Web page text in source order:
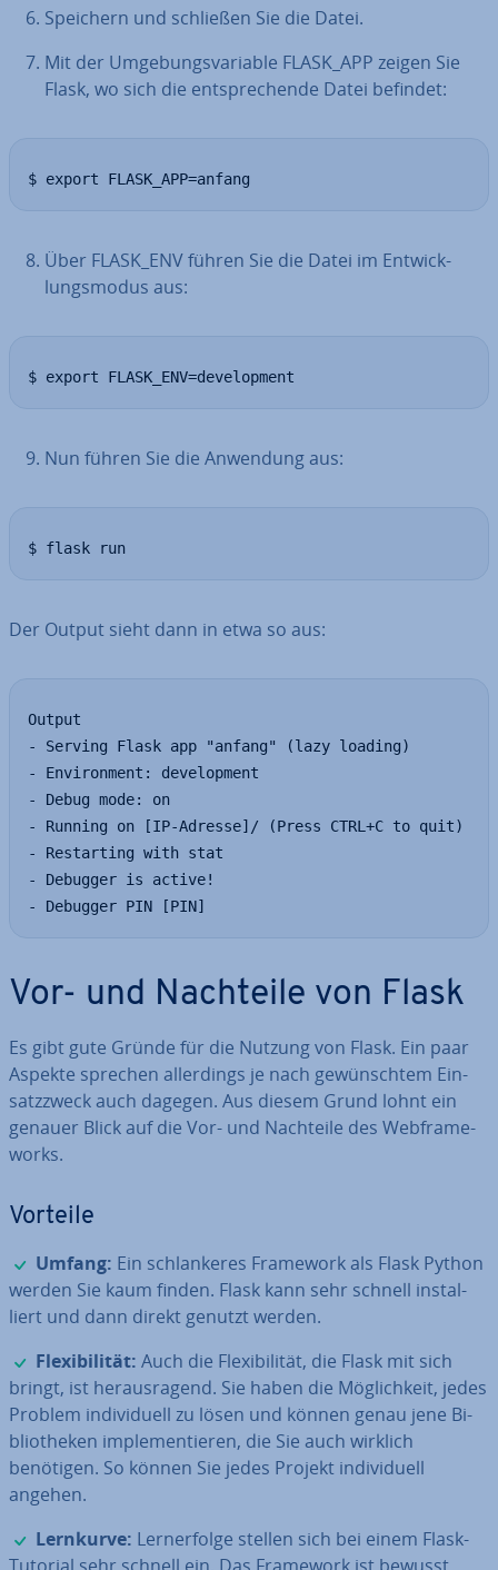
Speichern und schließen Sie die Datei.
Mit der Um­ge­bungs­va­ria­ble FLASK_APP zeigen Sie
Flask, wo sich die ent­spre­chen­de Datei befindet:
$ export FLASK_APP=anfang
Über FLASK_ENV führen Sie die Datei im Ent­wick­
lungs­mo­dus aus:
$ export FLASK_ENV=development
Nun führen Sie die Anwendung aus:
$ flask run
Der Output sieht dann in etwa so aus:
Output
- Serving Flask app "anfang" (lazy loading)
- Environment: development
- Debug mode: on
- Running on [IP-Adresse]/ (Press CTRL+C to quit)
- Restarting with stat
- Debugger is active!
- Debugger PIN [PIN]
Vor- und Nachteile von Flask
Es gibt gute Gründe für die Nutzung von Flask. Ein paar
Aspekte sprechen al­ler­dings je nach ge­wünsch­tem Ein­
satz­zweck auch dagegen. Aus diesem Grund lohnt ein
genauer Blick auf die Vor- und Nachteile des Web­frame­
works.
Vorteile
✓
Umfang: Ein schlan­ke­res Framework als Flask Python
werden Sie kaum finden. Flask kann sehr schnell in­stal­
liert und dann direkt genutzt werden.
✓
Fle­xi­bi­li­tät: Auch die Fle­xi­bi­li­tät, die Flask mit sich
bringt, ist her­aus­ra­gend. Sie haben die Mög­lich­keit, jedes
Problem in­di­vi­du­ell zu lösen und können genau jene Bi­
blio­the­ken im­ple­men­tie­ren, die Sie auch wirklich
benötigen. So können Sie jedes Projekt in­di­vi­du­ell
angehen.
✓
Lernkurve: Lern­erfol­ge stellen sich bei einem Flask-